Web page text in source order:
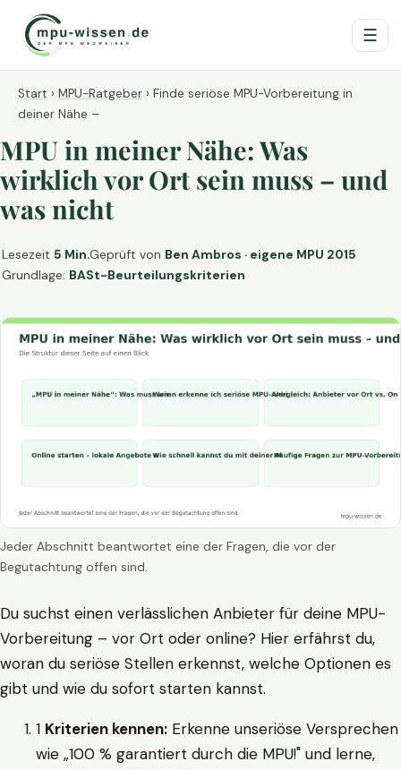
☰
Start › MPU-Ratgeber › Finde seriöse MPU-Vorbereitung in
deiner Nähe –
MPU in meiner Nähe: Was
wirklich vor Ort sein muss – und
was nicht
Lesezeit 5 Min.Geprüft von Ben Ambros · eigene MPU 2015
Grundlage: BASt-Beurteilungskriterien
Jeder Abschnitt beantwortet eine der Fragen, die vor der
Begutachtung offen sind.
Du suchst einen verlässlichen Anbieter für deine MPU-
Vorbereitung – vor Ort oder online? Hier erfährst du,
woran du seriöse Stellen erkennst, welche Optionen es
gibt und wie du sofort starten kannst.
1 Kriterien kennen: Erkenne unseriöse Versprechen
wie „100 % garantiert durch die MPU!" und lerne,